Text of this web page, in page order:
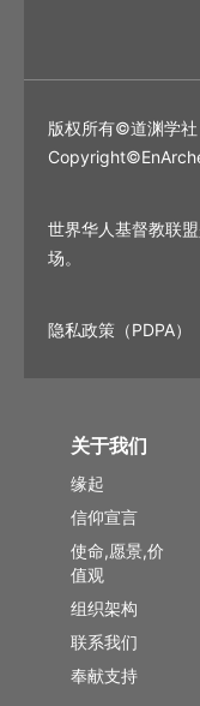
版权所有©道渊学社
世界华人基督教联
场。
隐私政策（PDPA）
关于我们
缘起
信仰宣言
使命,愿景,价
值观
组织架构
联系我们
奉献支持